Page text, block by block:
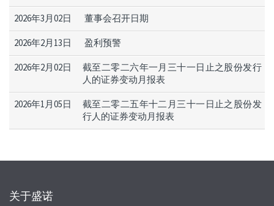
2026年3月02日 董事会召开日期
2026年2月13日 盈利预警
2026年2月02日
截至二零二六年一月三十一日止之股份发行
人的证券变动月报表
2026年1月05日
截至二零二五年十二月三十一日止之股份发
行人的证券变动月报表
关于盛诺